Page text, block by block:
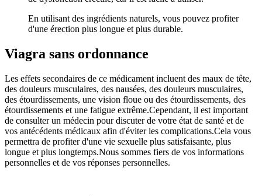
En utilisant des ingrédients naturels, vous pouvez profiter
d'une érection plus longue et plus durable.
Viagra sans ordonnance
Les effets secondaires de ce médicament incluent des maux de tête,
des douleurs musculaires, des nausées, des douleurs musculaires,
des étourdissements, une vision floue ou des étourdissements, des
étourdissements et une fatigue extrême.Cependant, il est important
de consulter un médecin pour discuter de votre état de santé et de
vos antécédents médicaux afin d'éviter les complications.Cela vous
permettra de profiter d'une vie sexuelle plus satisfaisante, plus
longue et plus longtemps.Nous sommes fiers de vos informations
personnelles et de vos réponses personnelles.